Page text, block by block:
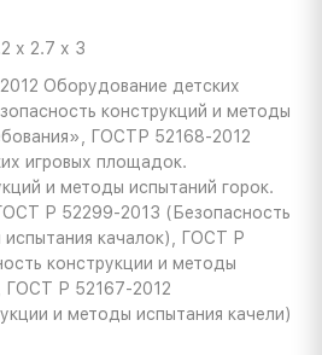
х 2.7 х 3
Оборудование детских
конструкций и методы
ГОСТР 52168-2012
игровых площадок.
и методы испытаний горок.
Р 52299-2013 (Безопасность
качалок), ГОСТ Р
конструкции и методы
ГОСТ Р 52167-2012
и методы испытания качели)